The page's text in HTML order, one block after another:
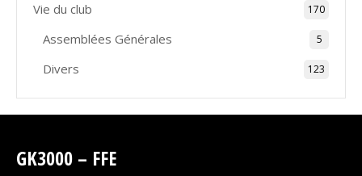
Vie du club 170
Assemblées Générales 5
Divers 123
GK3000 – FFE